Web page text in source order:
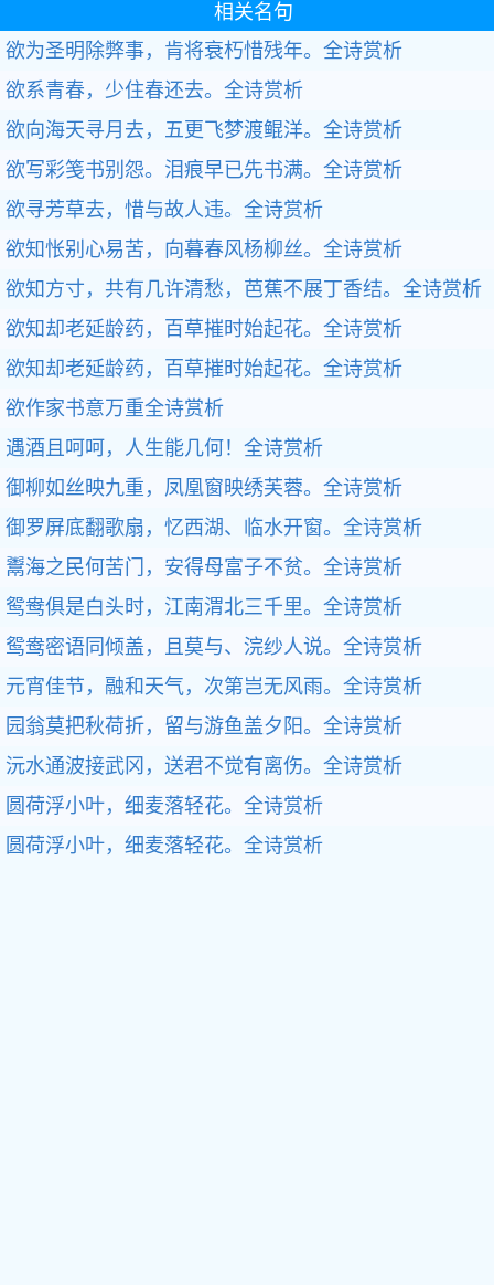
相关名句
欲为圣明除弊事，肯将衰朽惜残年。 全诗赏析
欲系青春，少住春还去。 全诗赏析
欲向海天寻月去，五更飞梦渡鲲洋。 全诗赏析
欲写彩笺书别怨。泪痕早已先书满。 全诗赏析
欲寻芳草去，惜与故人违。 全诗赏析
欲知怅别心易苦，向暮春风杨柳丝。 全诗赏析
欲知方寸，共有几许清愁，芭蕉不展丁香结。 全诗赏析
欲知却老延龄药，百草摧时始起花。 全诗赏析
欲知却老延龄药，百草摧时始起花。 全诗赏析
欲作家书意万重全诗赏析
遇酒且呵呵，人生能几何！ 全诗赏析
御柳如丝映九重，凤凰窗映绣芙蓉。 全诗赏析
御罗屏底翻歌扇，忆西湖、临水开窗。 全诗赏析
鬻海之民何苦门，安得母富子不贫。 全诗赏析
鸳鸯俱是白头时，江南渭北三千里。 全诗赏析
鸳鸯密语同倾盖，且莫与、浣纱人说。 全诗赏析
元宵佳节，融和天气，次第岂无风雨。 全诗赏析
园翁莫把秋荷折，留与游鱼盖夕阳。 全诗赏析
沅水通波接武冈，送君不觉有离伤。 全诗赏析
圆荷浮小叶，细麦落轻花。 全诗赏析
圆荷浮小叶，细麦落轻花。 全诗赏析